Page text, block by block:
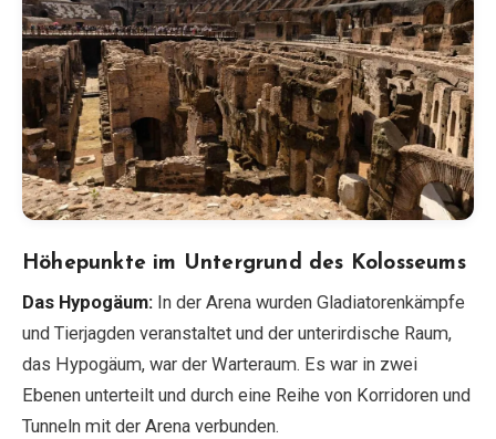
Höhepunkte im Untergrund des Kolosseums
Das Hypogäum: In der Arena wurden Gladiatorenkämpfe
und Tierjagden veranstaltet und der unterirdische Raum,
das Hypogäum, war der Warteraum. Es war in zwei
Ebenen unterteilt und durch eine Reihe von Korridoren und
Tunneln mit der Arena verbunden.